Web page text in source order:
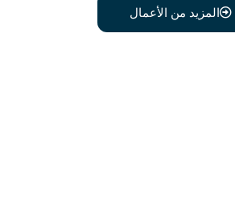
المزيد من الأعمال